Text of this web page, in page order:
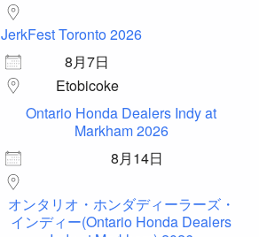
JerkFest Toronto 2026
8月7日
Etobicoke
Ontario Honda Dealers Indy at
Markham 2026
8月14日
オンタリオ・ホンダディーラーズ・
インディー(Ontario Honda Dealers